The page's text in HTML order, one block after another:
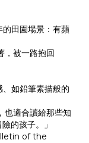
田園場景：有蘋
被一路抱回
如鉛筆素描般的
適合讀給那些知
的孩子。」
of the